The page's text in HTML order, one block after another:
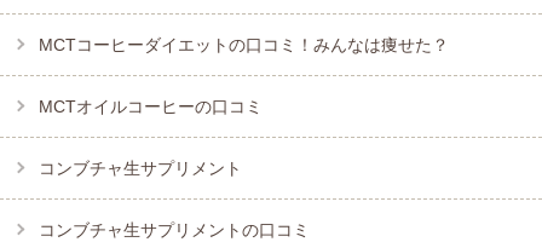
MCTコーヒーダイエットの口コミ！みんなは痩せた？
MCTオイルコーヒーの口コミ
コンブチャ生サプリメント
コンブチャ生サプリメントの口コミ